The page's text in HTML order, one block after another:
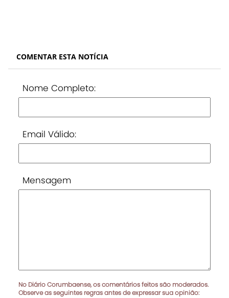
COMENTAR ESTA NOTÍCIA
Nome Completo:
Email Válido:
Mensagem
No Diário Corumbaense, os comentários feitos são moderados.
Observe as seguintes regras antes de expressar sua opinião: